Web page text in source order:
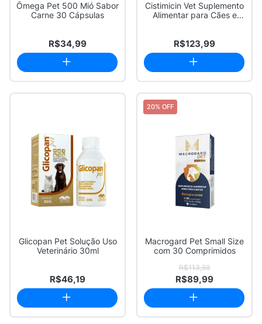
Ômega Pet 500 Mió Sabor
Carne 30 Cápsulas
R$34,99
Cistimicin Vet Suplemento
Alimentar para Cães e
R$123,99
Glicopan Pet Solução Uso
Veterinário 30ml
R$46,19
20% OFF
Macrogard Pet Small Size
com 30 Comprimidos
R$113,59
R$89,99